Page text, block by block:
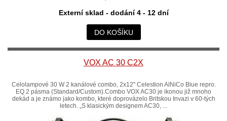
Externí sklad - dodání 4 - 12 dní
DO KOŠÍKU
VOX AC 30 C2X
Celolampové 30 W 2 kanálové combo, 2x12" Celestion AlNiCo Blue repro.
EQ 2 pásma (Standard/Custom).Combo VOX AC30 je ikonou již mnoho
dekád a je známo jako kombo, které doprovázelo Britskou Invazi v 60-tých
letech. „S klasickým designem AC30, ...